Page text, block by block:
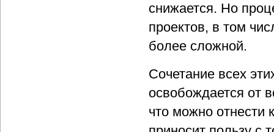
снижается. Но
проектов, в том
более сложной.
Сочетание всех
освобождается от
что можно отнести